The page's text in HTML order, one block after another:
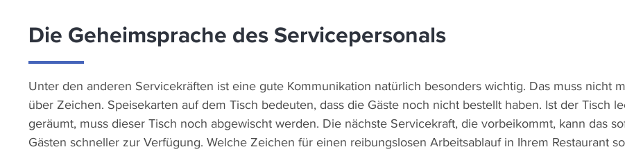
Die Geheimsprache des Servicepersonals
Unter den anderen Servicekräften ist eine gute Kommunikation natürlich besonders wichtig. Das muss nicht
über Zeichen. Speisekarten auf dem Tisch bedeuten, dass die Gäste noch nicht bestellt haben. Ist der Tisch
geräumt, muss dieser Tisch noch abgewischt werden. Die nächste Servicekraft, die vorbeikommt, kann das
Gästen schneller zur Verfügung. Welche Zeichen für einen reibungslosen Arbeitsablauf in Ihrem Restaurant